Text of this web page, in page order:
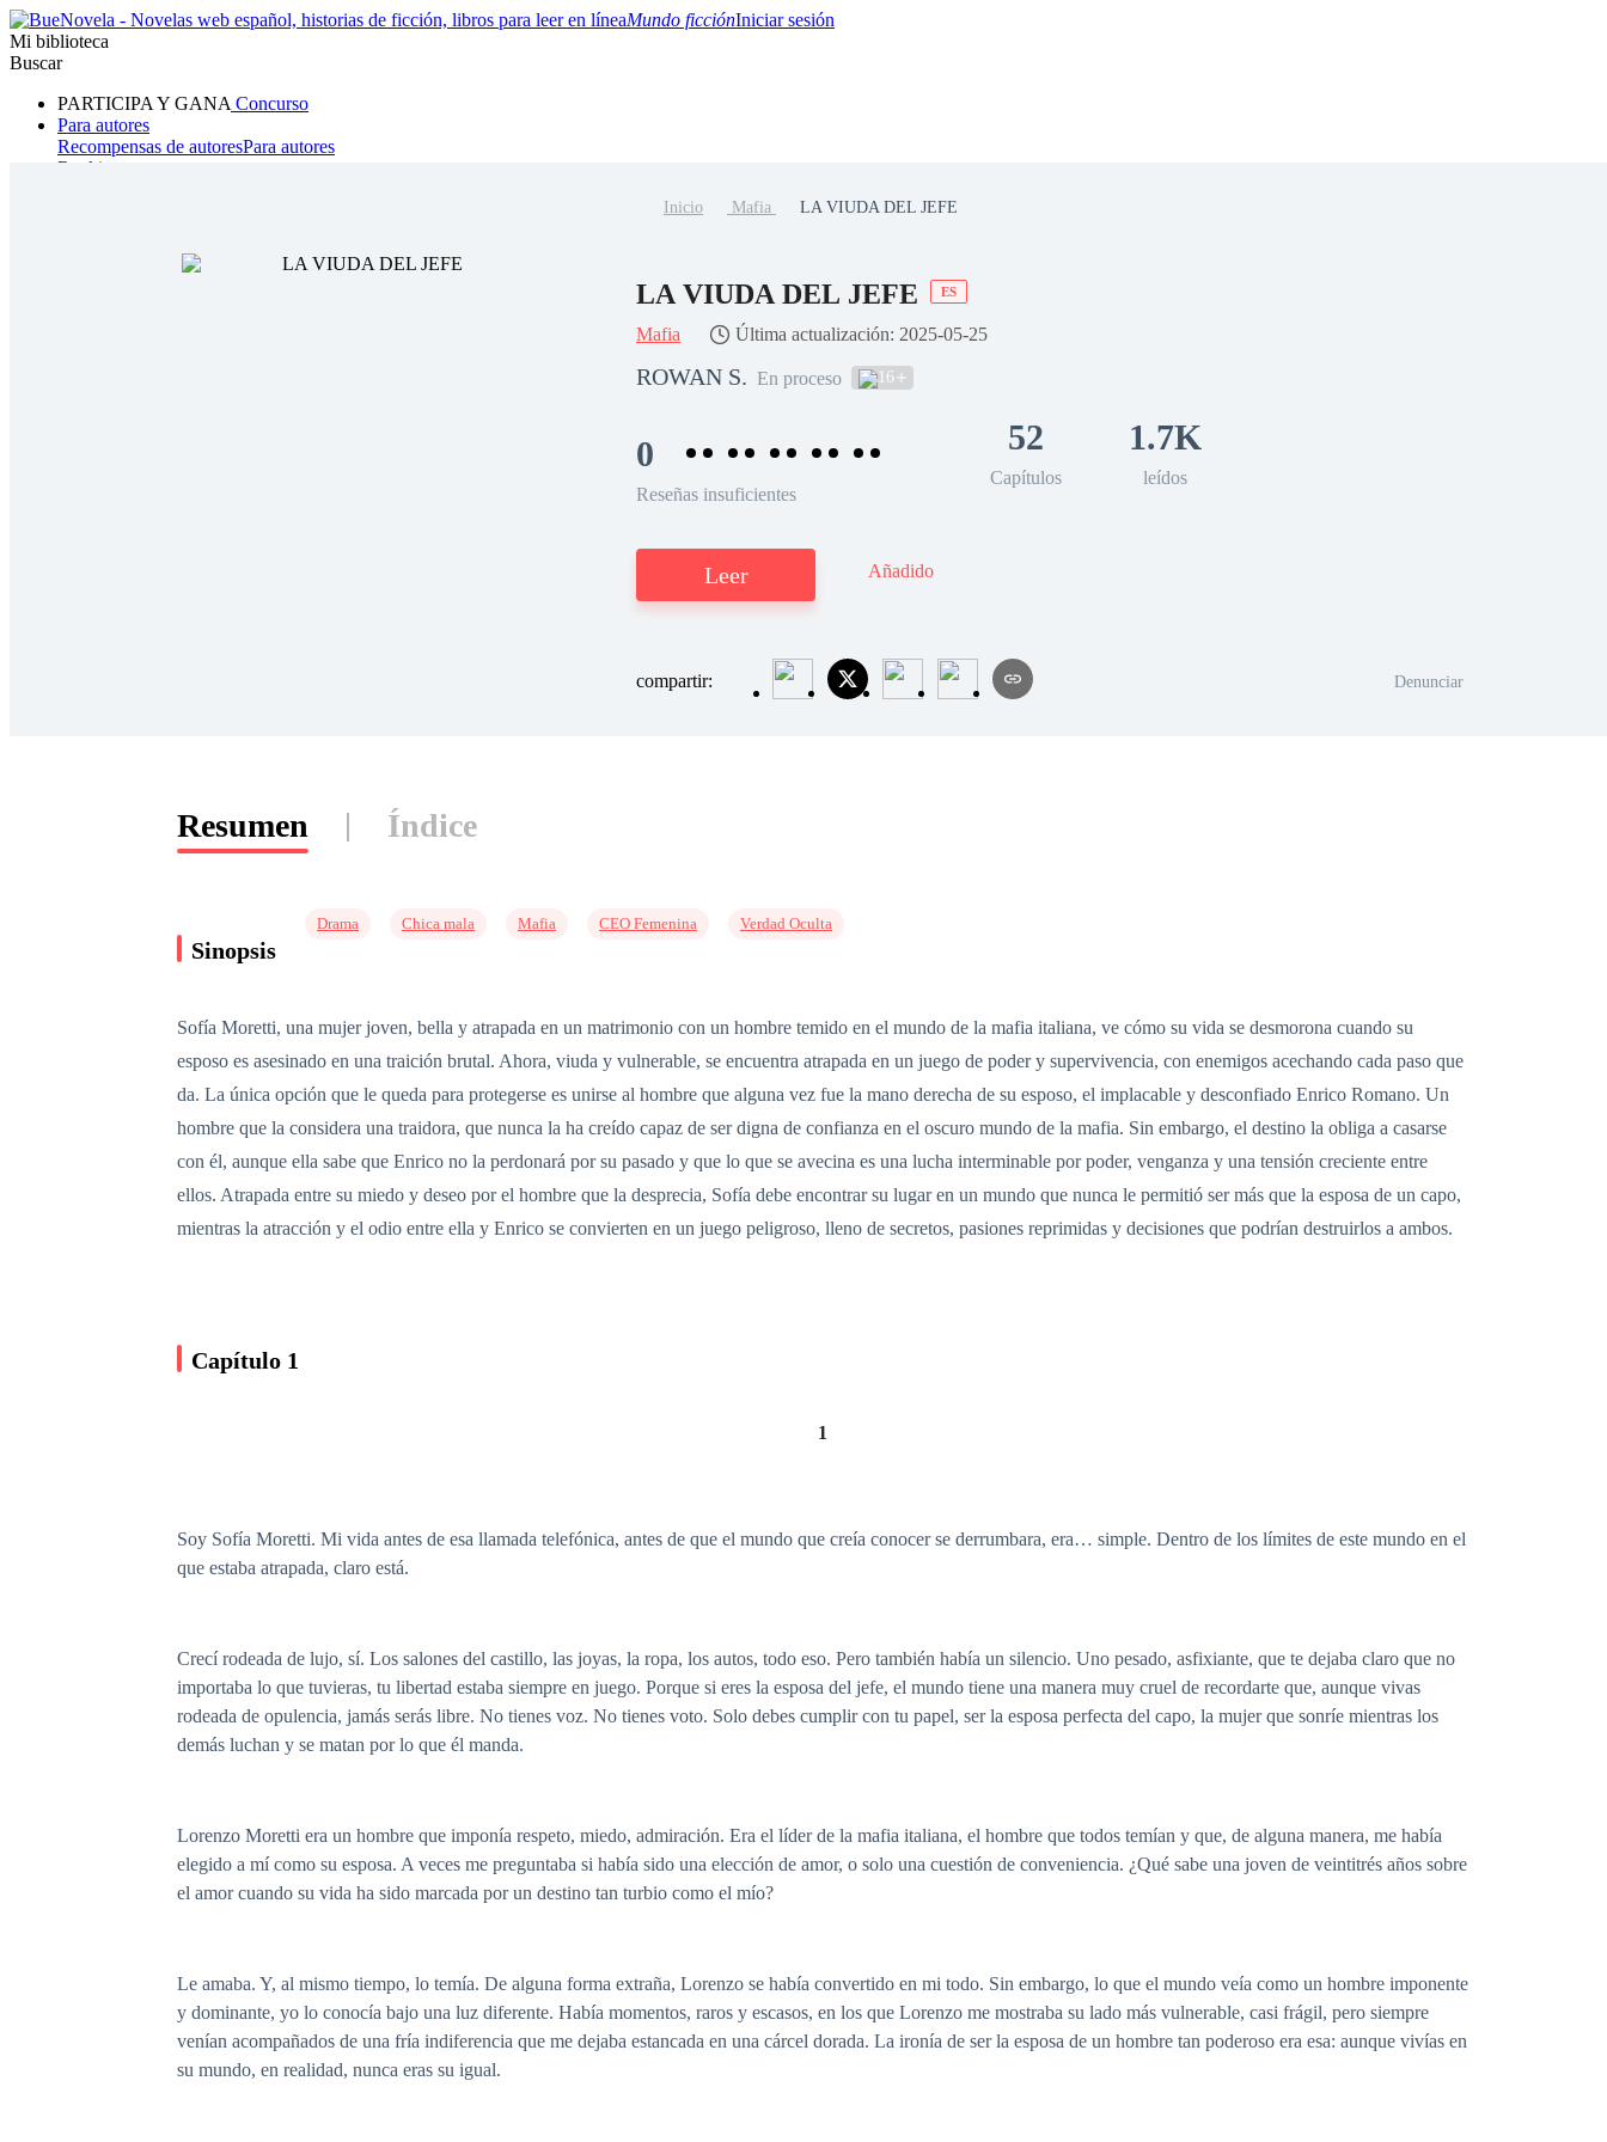
Mundo ficciónIniciar sesión
Mi biblioteca
Buscar
PARTICIPA Y GANA Concurso
Para autores
Recompensas de autoresPara autores
Ranking
Hombre lobo MafiaSistemaFantasíaUrbano
Inicio Mafia LA VIUDA DEL JEFE
LA VIUDA DEL JEFE ES
Mafia Última actualización: 2025-05-25
ROWAN S. En proceso 16
0
Reseñas insuficientes
52
Capítulos
1.7K
leídos
Leer Añadido
compartir: Denunciar
Resumen Índice
Sinopsis
Drama Chica mala Mafia CEO Femenina Verdad Oculta
Sofía Moretti, una mujer joven, bella y atrapada en un matrimonio con un hombre temido en el mundo de la mafia italiana, ve cómo su vida se desmorona cuando su
esposo es asesinado en una traición brutal. Ahora, viuda y vulnerable, se encuentra atrapada en un juego de poder y supervivencia, con enemigos acechando cada paso que
da. La única opción que le queda para protegerse es unirse al hombre que alguna vez fue la mano derecha de su esposo, el implacable y desconfiado Enrico Romano. Un
hombre que la considera una traidora, que nunca la ha creído capaz de ser digna de confianza en el oscuro mundo de la mafia. Sin embargo, el destino la obliga a casarse
con él, aunque ella sabe que Enrico no la perdonará por su pasado y que lo que se avecina es una lucha interminable por poder, venganza y una tensión creciente entre
ellos. Atrapada entre su miedo y deseo por el hombre que la desprecia, Sofía debe encontrar su lugar en un mundo que nunca le permitió ser más que la esposa de un capo,
mientras la atracción y el odio entre ella y Enrico se convierten en un juego peligroso, lleno de secretos, pasiones reprimidas y decisiones que podrían destruirlos a ambos.
Capítulo 1
1
Soy Sofía Moretti. Mi vida antes de esa llamada telefónica, antes de que el mundo que creía conocer se derrumbara, era… simple. Dentro de los límites de este mundo en el
que estaba atrapada, claro está.
Crecí rodeada de lujo, sí. Los salones del castillo, las joyas, la ropa, los autos, todo eso. Pero también había un silencio. Uno pesado, asfixiante, que te dejaba claro que no
importaba lo que tuvieras, tu libertad estaba siempre en juego. Porque si eres la esposa del jefe, el mundo tiene una manera muy cruel de recordarte que, aunque vivas
rodeada de opulencia, jamás serás libre. No tienes voz. No tienes voto. Solo debes cumplir con tu papel, ser la esposa perfecta del capo, la mujer que sonríe mientras los
demás luchan y se matan por lo que él manda.
Lorenzo Moretti era un hombre que imponía respeto, miedo, admiración. Era el líder de la mafia italiana, el hombre que todos temían y que, de alguna manera, me había
elegido a mí como su esposa. A veces me preguntaba si había sido una elección de amor, o solo una cuestión de conveniencia. ¿Qué sabe una joven de veintitrés años sobre
el amor cuando su vida ha sido marcada por un destino tan turbio como el mío?
Le amaba. Y, al mismo tiempo, lo temía. De alguna forma extraña, Lorenzo se había convertido en mi todo. Sin embargo, lo que el mundo veía como un hombre imponente
y dominante, yo lo conocía bajo una luz diferente. Había momentos, raros y escasos, en los que Lorenzo me mostraba su lado más vulnerable, casi frágil, pero siempre
venían acompañados de una fría indiferencia que me dejaba estancada en una cárcel dorada. La ironía de ser la esposa de un hombre tan poderoso era esa: aunque vivías en
su mundo, en realidad, nunca eras su igual.